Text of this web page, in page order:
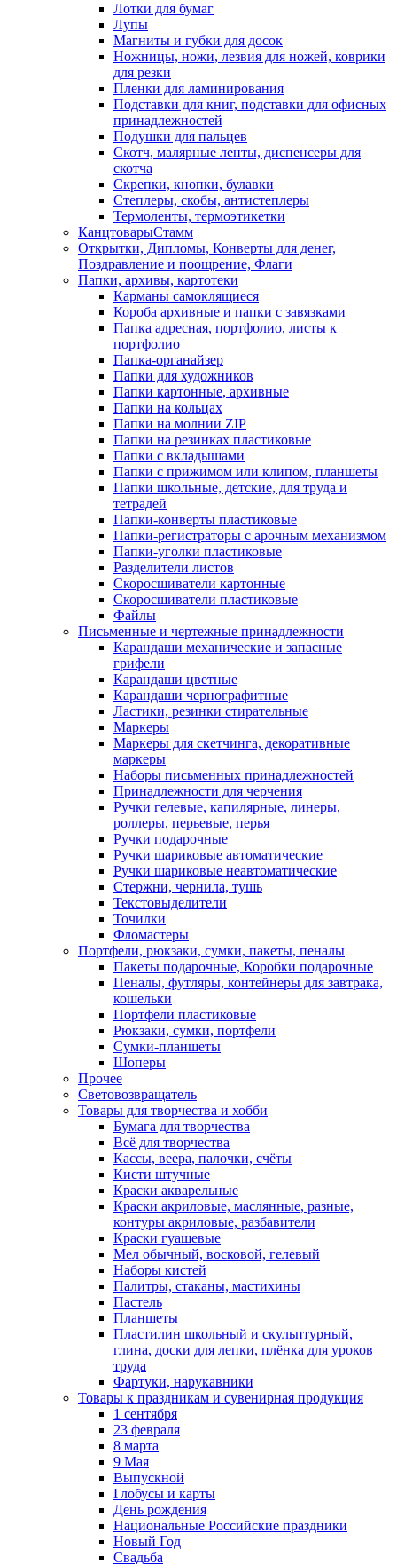
Лотки для бумаг
Лупы
Магниты и губки для досок
Ножницы, ножи, лезвия для ножей, коврики
для резки
Пленки для ламинирования
Подставки для книг, подставки для офисных
принадлежностей
Подушки для пальцев
Скотч, малярные ленты, диспенсеры для
скотча
Скрепки, кнопки, булавки
Степлеры, скобы, антистеплеры
Термоленты, термоэтикетки
КанцтоварыСтамм
Открытки, Дипломы, Конверты для денег,
Поздравление и поощрение, Флаги
Папки, архивы, картотеки
Карманы самоклящиеся
Короба архивные и папки с завязками
Папка адресная, портфолио, листы к
портфолио
Папка-органайзер
Папки для художников
Папки картонные, архивные
Папки на кольцах
Папки на молнии ZIP
Папки на резинках пластиковые
Папки с вкладышами
Папки с прижимом или клипом, планшеты
Папки школьные, детские, для труда и
тетрадей
Папки-конверты пластиковые
Папки-регистраторы с арочным механизмом
Папки-уголки пластиковые
Разделители листов
Скоросшиватели картонные
Скоросшиватели пластиковые
Файлы
Письменные и чертежные принадлежности
Карандаши механические и запасные
грифели
Карандаши цветные
Карандаши чернографитные
Ластики, резинки стирательные
Маркеры
Маркеры для скетчинга, декоративные
маркеры
Наборы письменных принадлежностей
Принадлежности для черчения
Ручки гелевые, капилярные, линеры,
роллеры, перьевые, перья
Ручки подарочные
Ручки шариковые автоматические
Ручки шариковые неавтоматические
Стержни, чернила, тушь
Текстовыделители
Точилки
Фломастеры
Портфели, рюкзаки, сумки, пакеты, пеналы
Пакеты подарочные, Коробки подарочные
Пеналы, футляры, контейнеры для завтрака,
кошельки
Портфели пластиковые
Рюкзаки, сумки, портфели
Сумки-планшеты
Шоперы
Прочее
Световозвращатель
Товары для творчества и хобби
Бумага для творчества
Всё для творчества
Кассы, веера, палочки, счёты
Кисти штучные
Краски акварельные
Краски акриловые, маслянные, разные,
контуры акриловые, разбавители
Краски гуашевые
Мел обычный, восковой, гелевый
Наборы кистей
Палитры, стаканы, мастихины
Пастель
Планшеты
Пластилин школьный и скульптурный,
глина, доски для лепки, плёнка для уроков
труда
Фартуки, нарукавники
Товары к праздникам и сувенирная продукция
1 сентября
23 февраля
8 марта
9 Мая
Выпускной
Глобусы и карты
День рождения
Национальные Российские праздники
Новый Год
Свадьба